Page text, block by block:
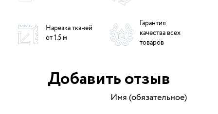
Нарезка тканей
от 1.5 м
Гарантия
качества всех
товаров
Добавить отзыв
Имя (обязательное)